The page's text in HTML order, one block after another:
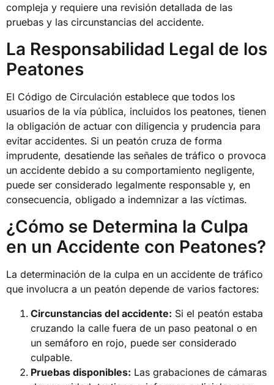
compleja y requiere una revisión detallada de las
pruebas y las circunstancias del accidente.
La Responsabilidad Legal de los
Peatones
El Código de Circulación establece que todos los
usuarios de la vía pública, incluidos los peatones, tienen
la obligación de actuar con diligencia y prudencia para
evitar accidentes. Si un peatón cruza de forma
imprudente, desatiende las señales de tráfico o provoca
un accidente debido a su comportamiento negligente,
puede ser considerado legalmente responsable y, en
consecuencia, obligado a indemnizar a las víctimas.
¿Cómo se Determina la Culpa
en un Accidente con Peatones?
La determinación de la culpa en un accidente de tráfico
que involucra a un peatón depende de varios factores:
Circunstancias del accidente: Si el peatón estaba
cruzando la calle fuera de un paso peatonal o en
un semáforo en rojo, puede ser considerado
culpable.
Pruebas disponibles: Las grabaciones de cámaras